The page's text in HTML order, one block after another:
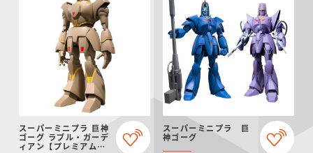
ズ
ガンダムシリーズ アンパンマン たまご
にふぉるめーしょん
＆スクエアシール
ポケモンスケールワ
ールド
スーパーミニプラ 巨神
ゴーグ ラブル・ガーデ
ィアン【プレミアムバ
スーパーミニプラ 巨
神ゴーグ